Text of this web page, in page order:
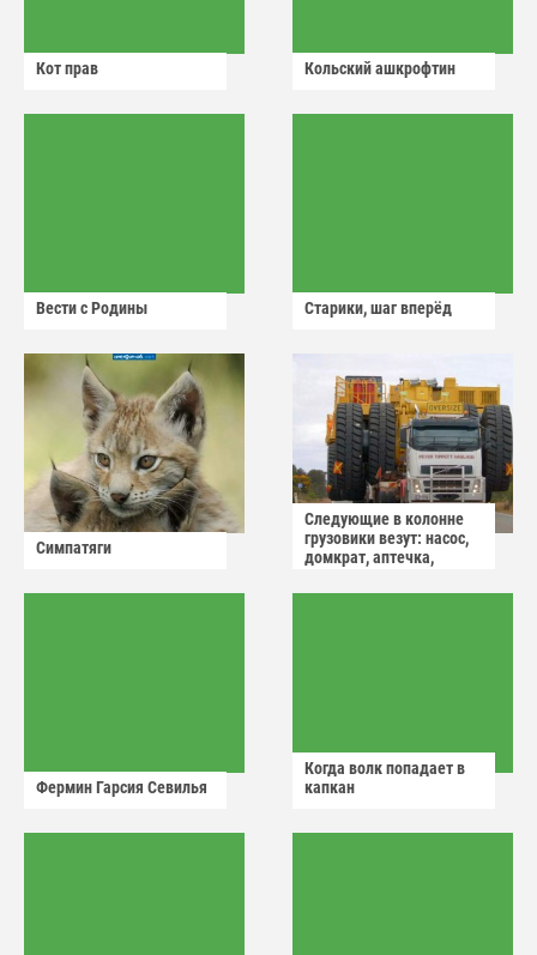
Кот прав Кольский ашкрофтин
Вести с Родины Старики, шаг вперёд
Симпатяги
Следующие в колонне
грузовики везут: насос,
домкрат, аптечка,
Фермин Гарсия Севилья
Когда волк попадает в
капкан